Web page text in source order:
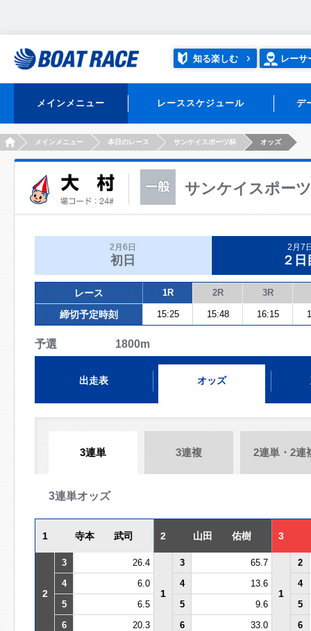
知る楽しむ レーサ
メインメニュー レーススケジュール デ
HOMEメインメニュー 本日のレース サンケイスポーツ杯 オッズ
サンケイスポー
2月6日
初日
2月7
２日
レース 1R 2R 3R
締切予定時刻 15:25 15:48 16:15
予選 1800m
出走表 オッズ
3連単 3連複 2連単・2連
3連単オッズ
1 寺本 武司 2 山田 佑樹 3
2
3 26.4
1
3 65.7
1
2
4
6.0 4 13.6
4
5
6.5 5 9.6
5
6
20.3 6 33.0 6